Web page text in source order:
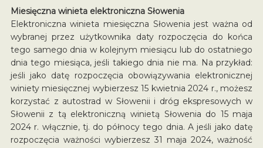
Miesięczna winieta elektroniczna Słowenia
Elektroniczna winieta miesięczna Słowenia jest ważna od
wybranej przez użytkownika daty rozpoczęcia do końca
tego samego dnia w kolejnym miesiącu lub do ostatniego
dnia tego miesiąca, jeśli takiego dnia nie ma. Na przykład:
jeśli jako datę rozpoczęcia obowiązywania elektronicznej
winiety miesięcznej wybierzesz 15 kwietnia 2024 r., możesz
korzystać z autostrad w Słowenii i dróg ekspresowych w
Słowenii z tą elektroniczną winietą Słowenia do 15 maja
2024 r. włącznie, tj. do północy tego dnia. A jeśli jako datę
rozpoczęcia ważności wybierzesz 31 maja 2024, ważność